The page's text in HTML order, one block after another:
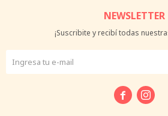
NEWSLETTER
¡Suscribite y recibí todas
 